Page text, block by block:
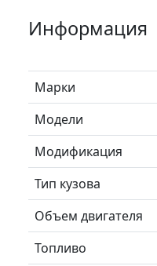
Информация
Марки
Модели
Модификация
Тип кузова
Объем двигателя
Топливо